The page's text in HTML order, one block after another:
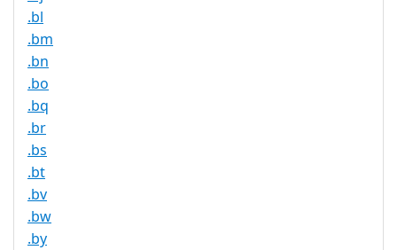
.bl
.bm
.bn
.bo
.bq
.br
.bs
.bt
.bv
.bw
.by